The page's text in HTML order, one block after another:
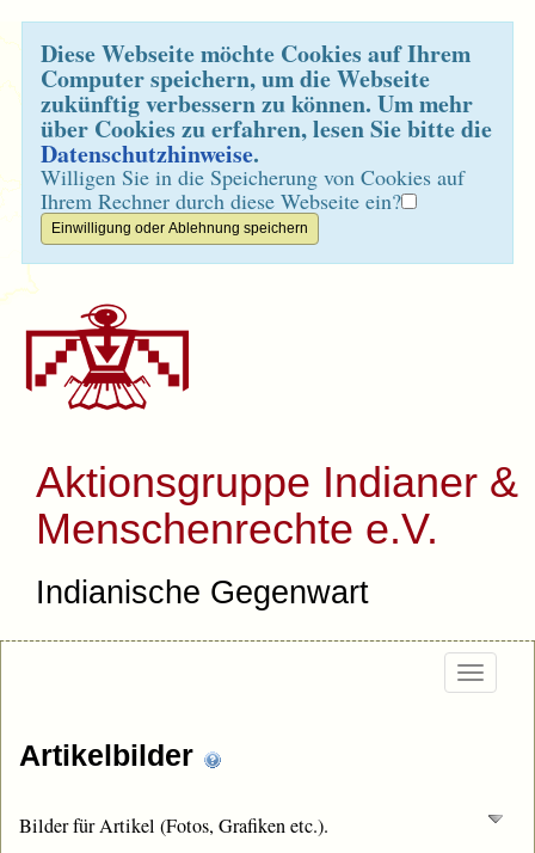
Diese Webseite möchte Cookies auf Ihrem
Computer speichern, um die Webseite
zukünftig verbessern zu können. Um mehr
über Cookies zu erfahren, lesen Sie bitte die
Datenschutzhinweise.
Willigen Sie in die Speicherung von Cookies auf
Ihrem Rechner durch diese Webseite ein?
Aktionsgruppe Indianer &
Menschenrechte e.V.
Indianische Gegenwart
Artikelbilder
Bilder für Artikel (Fotos, Grafiken etc.).